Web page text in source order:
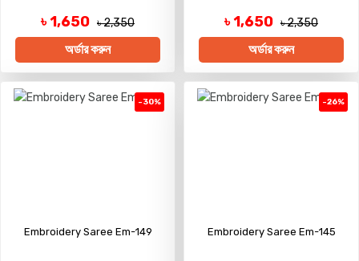
৳ 1,650 ৳ 2,350
অর্ডার করুন
৳ 1,650 ৳ 2,350
অর্ডার করুন
-30%
Embroidery Saree Em-149
-26%
Embroidery Saree Em-145